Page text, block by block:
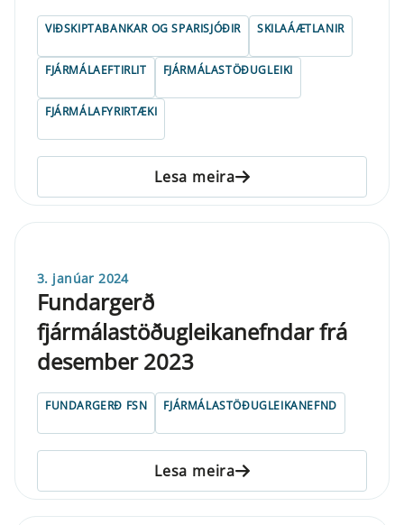
VIÐSKIPTABANKAR OG SPARISJÓÐIR SKILAÁÆTLANIR
FJÁRMÁLAEFTIRLIT FJÁRMÁLASTÖÐUGLEIKI
FJÁRMÁLAFYRIRTÆKI
Lesa meira
3. janúar 2024
Fundargerð
fjármálastöðugleikanefndar frá
desember 2023
FUNDARGERÐ FSN FJÁRMÁLASTÖÐUGLEIKANEFND
Lesa meira